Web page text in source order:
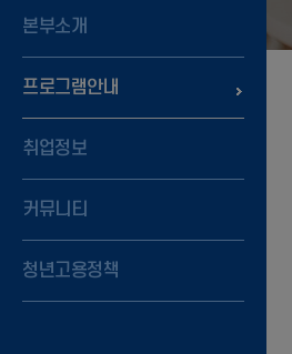
본부소개
프로그램안내
취업정보
커뮤니티
청년고용정책